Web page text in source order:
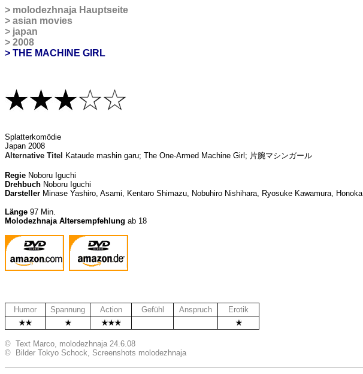
> molodezhnaja Hauptseite
> asian movies
> japan
> 2008
> THE MACHINE GIRL
Splatterkomödie
Japan 2008
Alternative Titel
Kataude mashin garu; The One-Armed Machine Girl ; 片腕マシンガール
Regie Noboru Iguchi
Drehbuch Noboru Iguchi
Darsteller Minase Yashiro, Asami, Kentaro Shimazu, Nobuhiro Nishihara, Ryosuke Kawamura, Honoka
Länge 97 Min.
Molodezhnaja Altersempfehlung ab 18
Humor Spannung Action Gefühl Anspruch
Erotik
© Text Marco, molodezhnaja 24.6.08
© Bilder Tokyo Schock, Screenshots molodezhnaja